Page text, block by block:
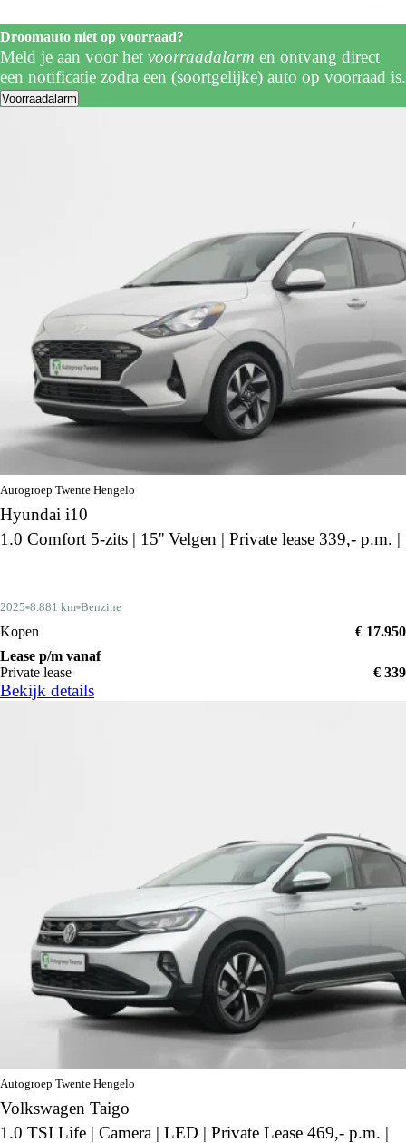
Droomauto niet op voorraad?
Meld je aan voor het voorraadalarm en ontvang direct
een notificatie zodra een (soortgelijke) auto op voorraad is.
Voorraadalarm
Autogroep Twente Hengelo
Hyundai i10
1.0 Comfort 5-zits | 15'' Velgen | Private lease 339,- p.m. |
2025 8.881 km Benzine
Kopen
€ 17.950
Lease p/m vanaf
Private lease
€ 339
Bekijk details
Autogroep Twente Hengelo
Volkswagen Taigo
1.0 TSI Life | Camera | LED | Private Lease 469,- p.m. |